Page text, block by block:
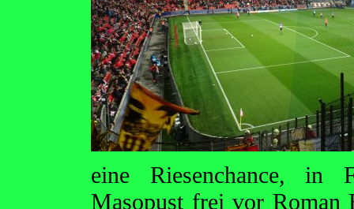
eine Riesenchance, in
Masopust frei vor Roman